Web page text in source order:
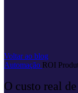
Voltar ao blog
Automação ROI
O custo real